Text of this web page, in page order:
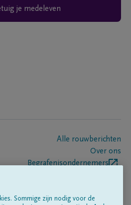
je medeleven
Alle rouwberichten
Over ons
Begrafenisondernemers
Sommige zijn nodig voor de